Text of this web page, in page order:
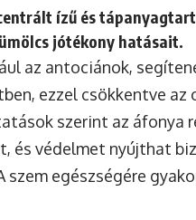
ízű és
jótékony hatásait.
az antociánok,
ezzel csökkentve
szerint az áfonya
és védelmet nyújthat
szem egészségére